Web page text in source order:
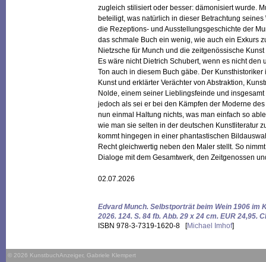
zugleich stilisiert oder besser: dämonisiert wurde.
beteiligt, was natürlich in dieser Betrachtung
die Rezeptions- und Ausstellungsgeschichte der
das schmale Buch ein wenig, wie auch ein Exkurs
Nietzsche für Munch und die zeitgenössische
Es wäre nicht Dietrich Schubert, wenn es nicht
Ton auch in diesem Buch gäbe. Der
Kunst und erklärter Verächter von Abstraktion,
Nolde, einem seiner Lieblingsfeinde und
jedoch als sei er bei den Kämpfen der Moderne
nun einmal Haltung nichts, was man einfach so
wie man sie selten in der deutschen Kunstliteratur
kommt hingegen in einer phantastischen
Recht gleichwertig neben den Maler stellt. So
Dialoge mit dem Gesamtwerk, den Zeitgenossen
02.07.2026
Edvard Munch. Selbstporträt beim Wein 1906 im
2026. 124. S. 84 fb. Abb. 29 x 24 cm. EUR 24,95.
ISBN 978-3-7319-1620-8 [Michael Imhof]
© 2026 KunstbuchAnzeiger, Gabriele Klempert